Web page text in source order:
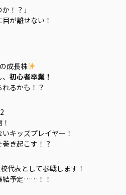
！？」
が離せない！
成長株
初心者卒業！
れるかも！？
2
キッズプレイヤー！
き起こす！？
代表として参戦します！
結予定……！！